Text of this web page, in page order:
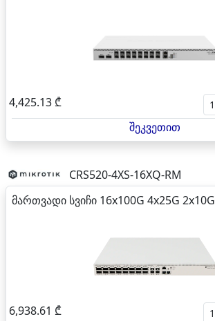
4,425.13 ₾
შეკვეთით
CRS520-4XS-16XQ-RM
მართვადი სვიჩი 16x100G 4x25G 2x10G
6,938.61 ₾